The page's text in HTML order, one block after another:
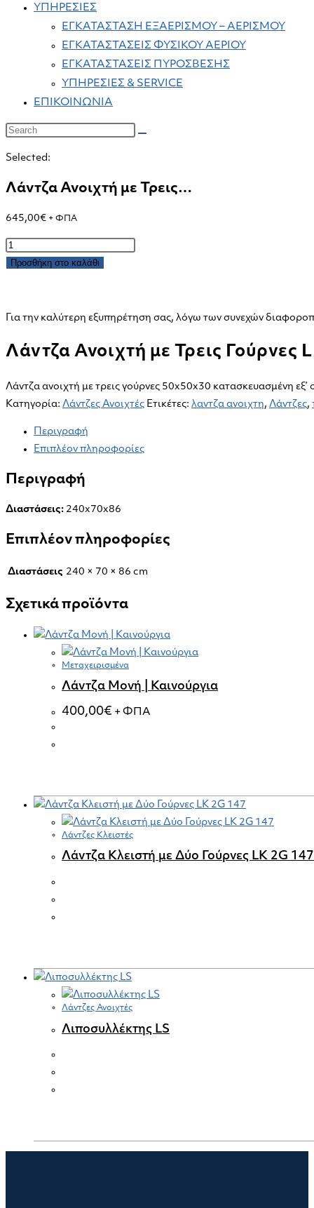
ΥΠΗΡΕΣΙΕΣ
ΕΓΚΑΤΑΣΤΑΣΗ ΕΞΑΕΡΙΣΜΟΥ – ΑΕΡΙΣΜΟΥ
ΕΓΚΑΤΑΣΤΑΣΕΙΣ ΦΥΣΙΚΟΥ ΑΕΡΙΟΥ
ΕΓΚΑΤΑΣΤΑΣΕΙΣ ΠΥΡΟΣΒΕΣΗΣ
ΥΠΗΡΕΣΙΕΣ & SERVICE
ΕΠΙΚΟΙΝΩΝΙΑ
Selected:
Λάντζα Ανοιχτή με Τρεις…
645,00€ + ΦΠΑ
Λάντζα
Ανοιχτή
Γούρνες
3G
ποσότητα
Προσθήκη στο καλάθι
Για την καλύτερη εξυπηρέτηση σας, λόγω των συνεχών
Λάντζα Ανοιχτή με Τρεις Γούρνες
Λάντζα ανοιχτή με τρεις γούρνες 50x50x30 κατασκευασμένη
Κατηγορία: Λάντζες Ανοιχτές Ετικέτες: λαντζα ανοιχτη, Λάντζες,
Περιγραφή
Επιπλέον πληροφορίες
Περιγραφή
Διαστάσεις: 240x70x86
Επιπλέον πληροφορίες
Διαστάσεις 240 × 70 × 86 cm
Σχετικά προϊόντα
Μεταχειρισμένα
Λάντζα Μονή | Καινούργια
400,00€ + ΦΠΑ
Λάντζες Κλειστές
Λάντζα Κλειστή με Δύο Γούρνες LK 2G 147
Λάντζες Ανοιχτές
Λιποσυλλέκτης LS